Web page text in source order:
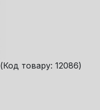
(Код товару: 12086)